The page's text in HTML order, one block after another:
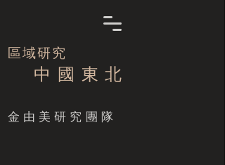
區域研究
中 國 東 北
​金由美研究團隊